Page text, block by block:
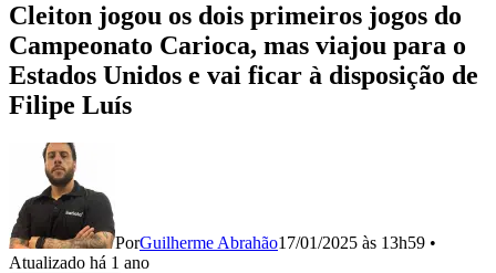
Cleiton jogou os dois primeiros jogos do
Campeonato Carioca, mas viajou para o
Estados Unidos e vai ficar à disposição de
Filipe Luís
PorGuilherme Abrahão17/01/2025 às 13h59 •
Atualizado há 1 ano